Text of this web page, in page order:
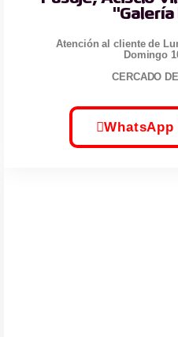
"Galería
Atención al cliente de
Domingo
CERCADO
WhatsApp